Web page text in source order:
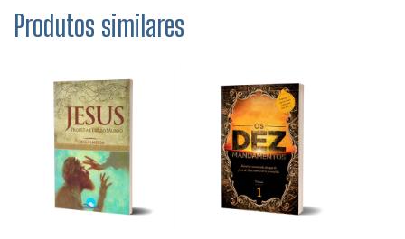
Produtos similares